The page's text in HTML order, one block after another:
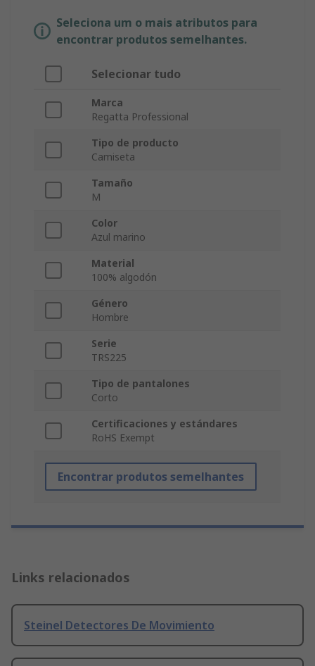
Seleciona um o mais atributos para
encontrar produtos semelhantes.
Selecionar tudo
Marca
Regatta Professional
Tipo de producto
Camiseta
Tamaño
M
Color
Azul marino
Material
100% algodón
Género
Hombre
Serie
TRS225
Tipo de pantalones
Corto
Certificaciones y estándares
RoHS Exempt
Encontrar produtos semelhantes
Links relacionados
Steinel Detectores De Movimiento